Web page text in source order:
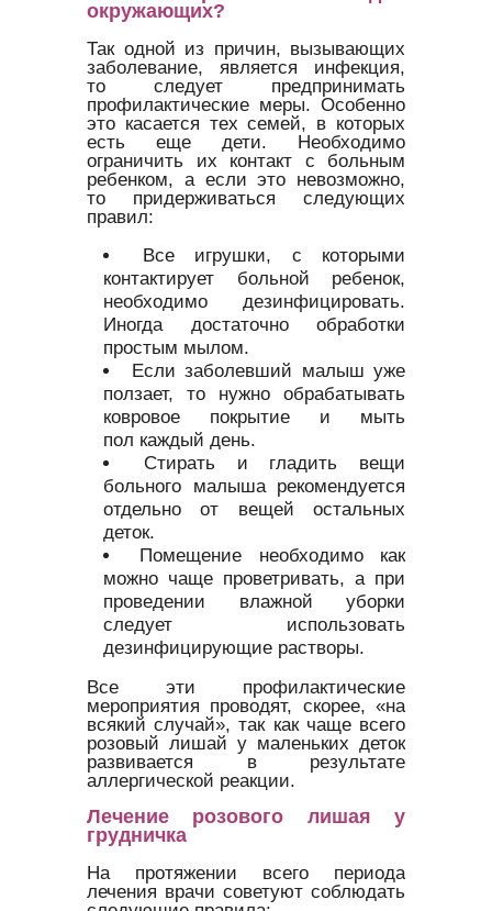
окружающих?
Так одной из причин, вызывающих
заболевание, является инфекция,
то следует предпринимать
профилактические меры. Особенно
это касается тех семей, в которых
есть еще дети. Необходимо
ограничить их контакт с больным
ребенком, а если это невозможно,
то придерживаться следующих
правил:
Все игрушки, с которыми
контактирует больной ребенок,
необходимо дезинфицировать.
Иногда достаточно обработки
простым мылом.
Если заболевший малыш уже
ползает, то нужно обрабатывать
ковровое покрытие и мыть
пол каждый день.
Стирать и гладить вещи
больного малыша рекомендуется
отдельно от вещей остальных
деток.
Помещение необходимо как
можно чаще проветривать, а при
проведении влажной уборки
следует использовать
дезинфицирующие растворы.
Все эти профилактические
мероприятия проводят, скорее, «на
всякий случай», так как чаще всего
розовый лишай у маленьких деток
развивается в результате
аллергической реакции.
Лечение розового лишая у
грудничка
На протяжении всего периода
лечения врачи советуют соблюдать